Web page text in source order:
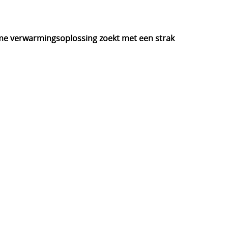
verwarmingsoplossing zoekt met een strak